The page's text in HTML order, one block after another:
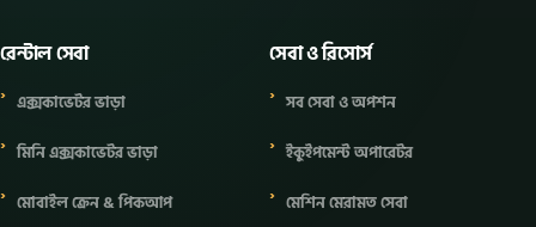
রেন্টাল সেবা
এক্সকাভেটর ভাড়া
মিনি এক্সকাভেটর ভাড়া
মোবাইল ক্রেন & পিকআপ
সেবা ও রিসোর্স
সব সেবা ও অপশন
ইকুইপমেন্ট অপারেটর
মেশিন মেরামত সেবা